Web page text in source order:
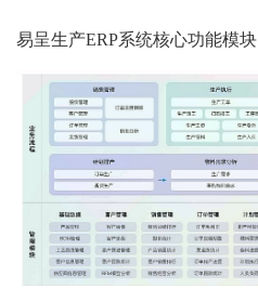
易呈生产ERP系统核心功能模块